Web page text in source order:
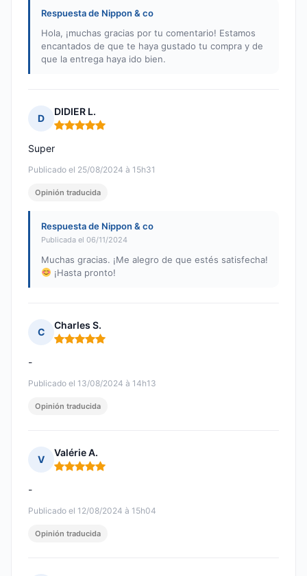
Respuesta de Nippon & co
Hola, ¡muchas gracias por tu comentario! Estamos
encantados de que te haya gustado tu compra y de
que la entrega haya ido bien.
D
DIDIER L.
Nota: 5 de 5
Publicado el 25/08/2024 à 15h31
Super
Opinión traducida
Respuesta de Nippon & co
Publicada el 06/11/2024
Muchas gracias. ¡Me alegro de que estés satisfecha!
¡Hasta pronto!
C
Charles S.
Nota: 5 de 5
Publicado el 13/08/2024 à 14h13
-
Opinión traducida
V
Valérie A.
Nota: 5 de 5
Publicado el 12/08/2024 à 15h04
-
Opinión traducida